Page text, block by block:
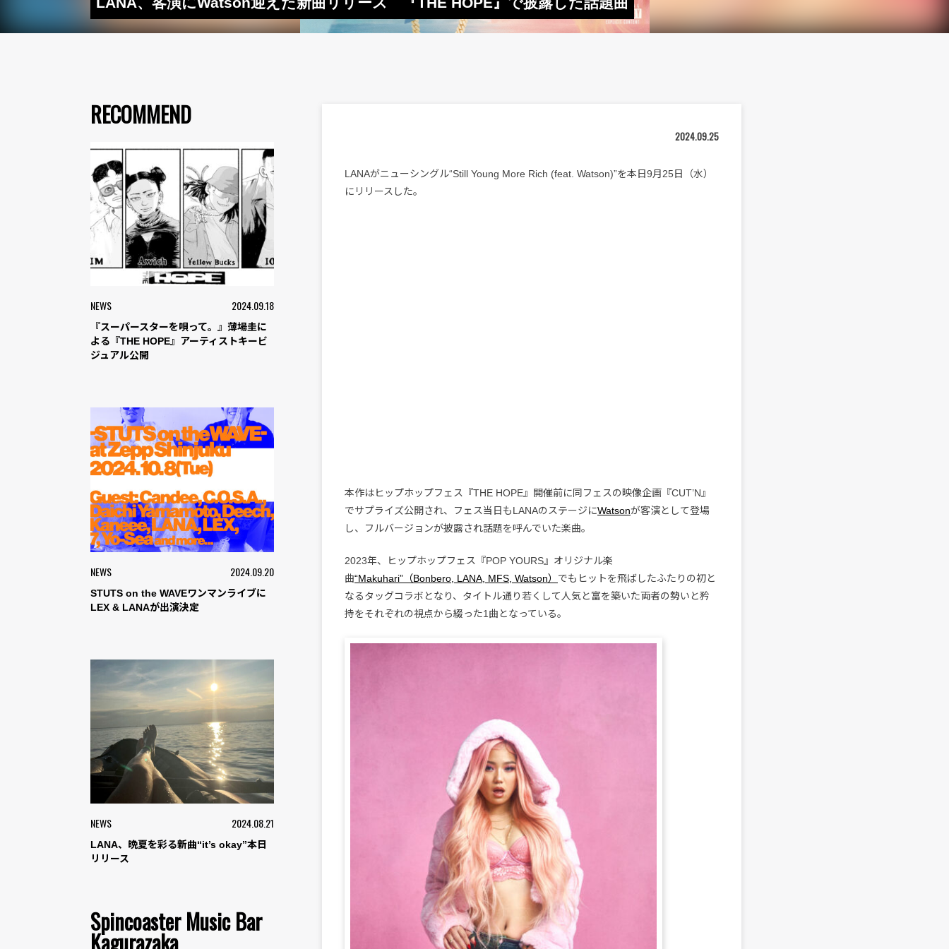
RECOMMEND
NEWS 2024.09.18
『スーパースターを唄って。』薄場圭に
よる『THE HOPE』アーティストキービ
ジュアル公開
NEWS 2024.09.20
STUTS on the WAVEワンマンライブに
LEX & LANAが出演決定
NEWS 2024.08.21
LANA、晩夏を彩る新曲“it’s okay”本日
リリース
Spincoaster Music Bar
Kagurazaka
2024.09.25
LANAがニューシングル“Still Young More Rich (feat. Watson)”を本日9月25日（水）
にリリースした。
本作はヒップホップフェス『THE HOPE』開催前に同フェスの映像企画『CUT’N』
でサプライズ公開され、フェス当日もLANAのステージにWatsonが客演として登場
し、フルバージョンが披露され話題を呼んでいた楽曲。
2023年、ヒップホップフェス『POP YOURS』オリジナル楽
曲“Makuhari”（Bonbero, LANA, MFS, Watson） でもヒットを飛ばしたふたりの初と
なるタッグコラボとなり、タイトル通り若くして人気と富を築いた両者の勢いと矜
持をそれぞれの視点から綴った1曲となっている。